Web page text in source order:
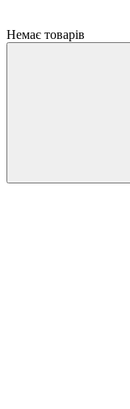
Немає товарів